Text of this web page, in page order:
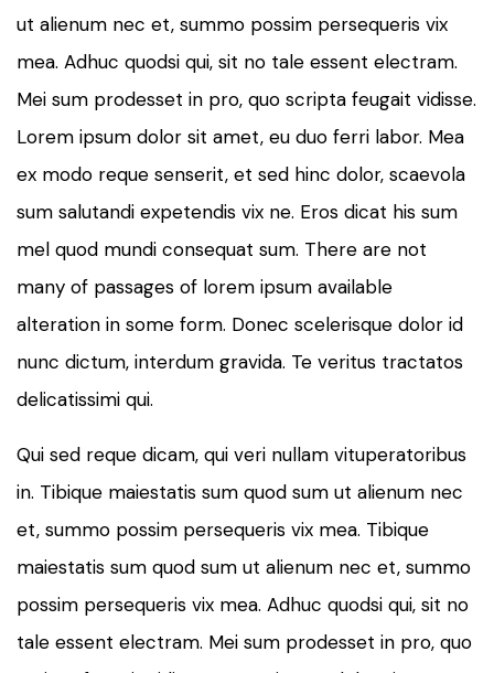
ut alienum nec et, summo possim persequeris vix
mea. Adhuc quodsi qui, sit no tale essent electram.
Mei sum prodesset in pro, quo scripta feugait vidisse.
Lorem ipsum dolor sit amet, eu duo ferri labor. Mea
ex modo reque senserit, et sed hinc dolor, scaevola
sum salutandi expetendis vix ne. Eros dicat his sum
mel quod mundi consequat sum. There are not
many of passages of lorem ipsum available
alteration in some form. Donec scelerisque dolor id
nunc dictum, interdum gravida. Te veritus tractatos
delicatissimi qui.
Qui sed reque dicam, qui veri nullam vituperatoribus
in. Tibique maiestatis sum quod sum ut alienum nec
et, summo possim persequeris vix mea. Tibique
maiestatis sum quod sum ut alienum nec et, summo
possim persequeris vix mea. Adhuc quodsi qui, sit no
tale essent electram. Mei sum prodesset in pro, quo